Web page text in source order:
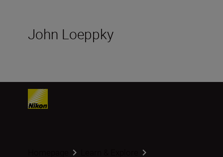
John Loeppky